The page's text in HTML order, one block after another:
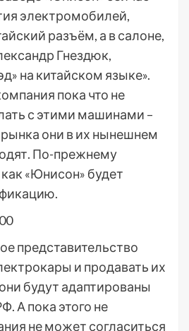
электромобилей,
разъём, а в салоне,
Гнездюк,
на китайском языке».
пока что не
с этими машинами –
они в их нынешнем
По-прежнему
«Юнисон» будет
представительство
и продавать их
будут адаптированы
А пока этого не
не может согласиться